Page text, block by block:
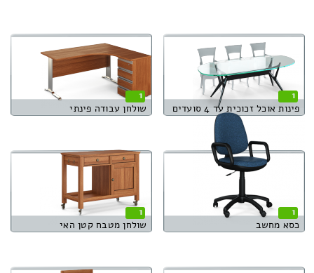
1
פינות אוכל זכוכית עד 4 סועדים
1
שולחן עבודה פינתי
1
כסא מחשב
1
שולחן מטבח קטן האי